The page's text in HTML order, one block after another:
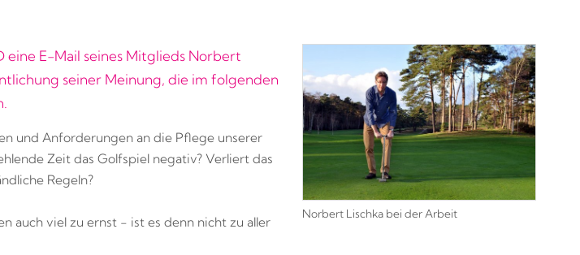
E-Mail seines Mitglieds Norbert
seiner Meinung, die im folgenden
und Anforderungen an die Pflege unserer
Zeit das Golfspiel negativ? Verliert das
Regeln?
auch viel zu ernst - ist es denn nicht zu aller
Norbert Lischka bei der Arbeit